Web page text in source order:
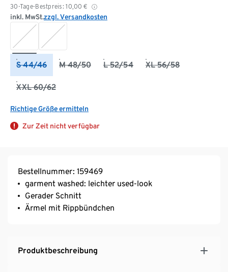
30-Tage-Bestpreis: 10,00 €
inkl. MwSt.zzgl. Versandkosten
S 44/46 M 48/50 L 52/54 XL 56/58
XXL 60/62
Richtige Größe ermitteln
Zur Zeit nicht verfügbar
Bestellnummer: 159469
garment washed: leichter used-look
Gerader Schnitt
Ärmel mit Rippbündchen
Produktbeschreibung